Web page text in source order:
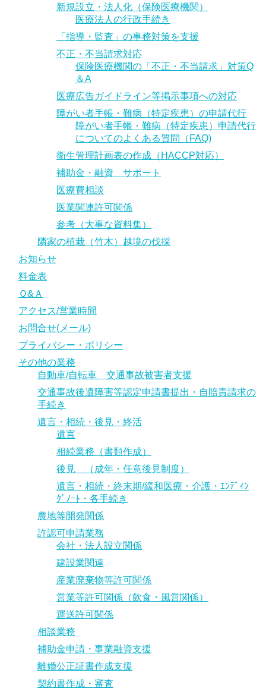
新規設立・法人化（保険医療機関）
医療法人の行政手続き
「指導・監査」の事務対策を支援
不正・不当請求対応
保険医療機関の「不正・不当請求」対策Q
＆A
医療広告ガイドライン等掲示事項への対応
障がい者手帳・難病（特定疾患）の申請代行
障がい者手帳・難病（特定疾患）申請代行
についてのよくある質問（FAQ)
衛生管理計画表の作成（HACCP対応）
補助金・融資 サポート
医療費相談
医業関連許可関係
参考（大事な資料集）
隣家の植栽（竹木）越境の伐採
お知らせ
料金表
Ｑ&Ａ
アクセス/営業時間
お問合せ(メール)
プライバシー・ポリシー
その他の業務
自動車/自転車 交通事故被害者支援
交通事故後遺障害等認定申請書提出・自賠責請求の
手続き
遺言・相続・後見・終活
遺言
相続業務（書類作成）
後見 （成年・任意後見制度）
遺言・相続・終末期/緩和医療・介護・ｴﾝﾃﾞｨﾝ
ｸﾞﾉｰﾄ・各手続き
農地等開発関係
許認可申請業務
会社・法人設立関係
建設業関連
産業廃棄物等許可関係
営業等許可関係（飲食・風営関係）
運送許可関係
相談業務
補助金申請・事業融資支援
離婚公正証書作成支援
契約書作成・審査